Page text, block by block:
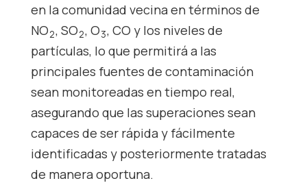
en la comunidad vecina en términos de
NO2, SO2, O3, CO y los niveles de
partículas, lo que permitirá a las
principales fuentes de contaminación
sean monitoreadas en tiempo real,
asegurando que las superaciones sean
capaces de ser rápida y fácilmente
identificadas y posteriormente tratadas
de manera oportuna.